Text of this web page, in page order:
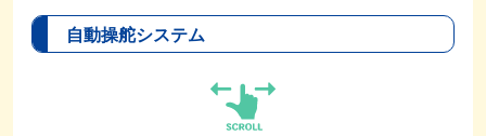
自動操舵システム